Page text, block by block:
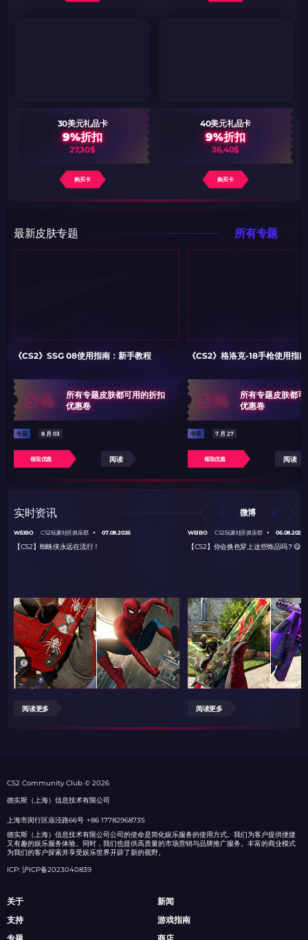
30美元礼品卡
9%折扣
27,30$
购买卡
40美元礼品卡
9%折扣
36,40$
购买卡
最新皮肤专题 所有专题
《CS2》SSG 08使用指南：新手教程
5%
所有专题皮肤都可用的折扣
优惠卷
专题 8 月 03
领取优惠 阅读
《CS2》格洛克-18手枪使用指
5%
所有专题皮肤都
优惠卷
专题 7 月 27
领取优惠 阅读
实时资讯 微博
WEIBO CS2玩家社区俱乐部 07.08.2026
【CS2】蜘蛛侠永远在流行！
阅读更多
WEIBO CS2玩家社区俱乐部 06.08.2026
【CS2】你会换色穿上这些饰品吗？😋
阅读更多
СS2 Community Club © 2026
德实斯（上海）信息技术有限公司
上海市闵行区庙泾路66号 +86 17782968735
德实斯（上海）信息技术有限公司公司的使命是简化娱乐服务的使用方式。我们为客户提供便捷
又有趣的娱乐服务体验。同时，我们也提供高质量的市场营销与品牌推广服务。丰富的商业模式
为我们的客户探索并享受娱乐世界开辟了新的视野。
ICP: 沪ICP备2023040839
关于
新闻
支持
游戏指南